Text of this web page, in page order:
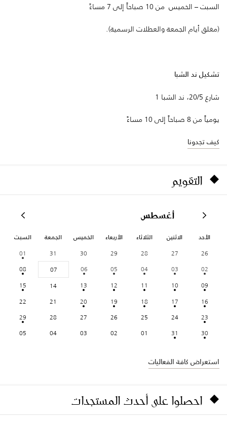
السبت – الخميس من 10 صباحاً إلى 7 مساءً
(مغلق أيام الجمعة والعطلات الرسمية).
تشكيل ند الشبا
شارع 20/5، ند الشبا 1
يومياً من 8 صباحاً إلى 10 مساءً
كيف تجدونا
التقويم
أغسطس
الأحد الاثنين الثلاثاء الأربعاء الخميس الجمعة السبت
26
27
28
29
30
31
01
02
03
04
05
06
07
08
09
10
11
12
13
14
15
16
17
18
19
20
21
22
23
24
25
26
27
28
29
30
31
01
02
03
04
05
استعراض كافة الفعاليات
احصلوا على أحدث المستجدات